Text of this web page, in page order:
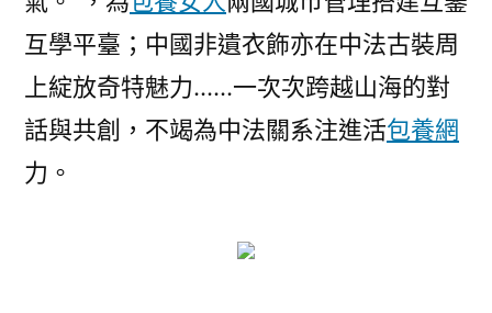
互學平臺；中國非遺衣飾亦在中法古裝周
上綻放奇特魅力……一次次跨越山海的對
話與共創，不竭為中法關系注進活包養網
力。